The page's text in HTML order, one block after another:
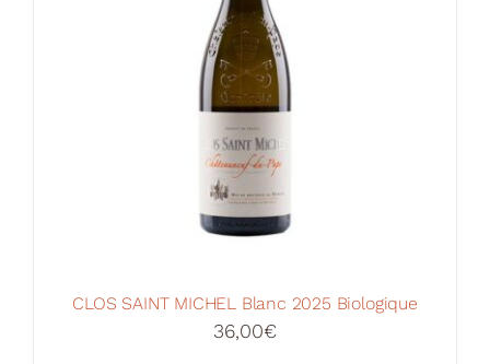
CLOS SAINT MICHEL Blanc 2025 Biologique
36,00€